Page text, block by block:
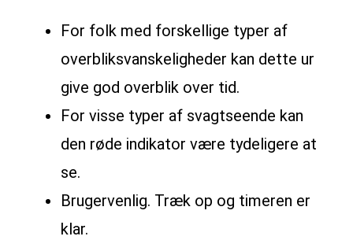
For folk med forskellige typer af
overbliksvanskeligheder kan dette ur
give god overblik over tid.
For visse typer af svagtseende kan
den røde indikator være tydeligere at
se.
Brugervenlig. Træk op og timeren er
klar.